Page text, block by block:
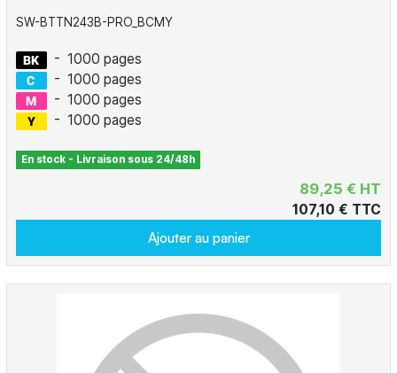
SW-BTTN243B-PRO_BCMY
- 1000 pages
- 1000 pages
- 1000 pages
- 1000 pages
En stock - Livraison sous 24/48h
89,25 € HT
107,10 € TTC
Ajouter au panier